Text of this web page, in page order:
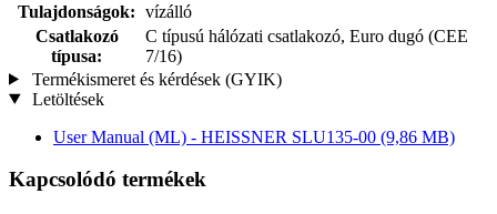
Tulajdonságok: vízálló
Csatlakozó
típusa:
C típusú hálózati csatlakozó, Euro dugó (CEE
7/16)
Termékismeret és kérdések (GYIK)
Letöltések
User Manual (ML) - HEISSNER SLU135-00 (9,86 MB)
Kapcsolódó termékek